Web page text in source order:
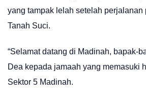
yang tampak lelah setelah perjalanan
Tanah Suci.
“Selamat datang di Madinah, bapak-
Dea kepada jamaah yang memasuki
Sektor 5 Madinah.